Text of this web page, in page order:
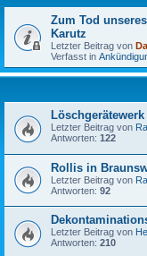
Zum Tod
Karutz
Letzter Beitrag von
Verfasst in
Letzter Beitrag von
Antworten: 122
Rollis in
Letzter Beitrag von
Antworten: 92
Letzter Beitrag von
Antworten: 210